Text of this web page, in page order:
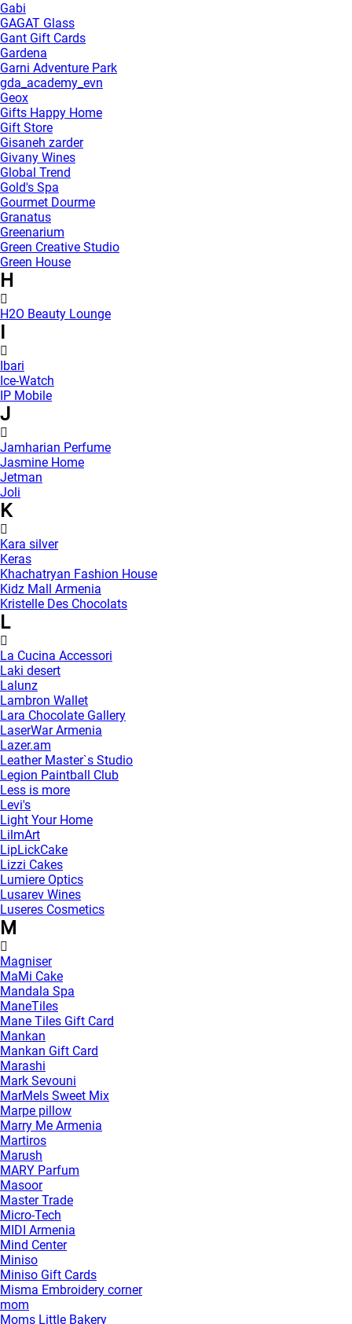
Gabi
GAGAT Glass
Gant Gift Cards
Gardena
Garni Adventure Park
gda_academy_evn
Geox
Gifts Happy Home
Gift Store
Gisaneh zarder
Givany Wines
Global Trend
Gold's Spa
Gourmet Dourme
Granatus
Greenarium
Green Creative Studio
Green House
H
H2O Beauty Lounge
Ibari
Ice-Watch
IP Mobile
J
Jamharian Perfume
Jasmine Home
Jetman
Joli
K
Kara silver
Keras
Khachatryan Fashion House
Kidz Mall Armenia
Kristelle Des Chocolats
L
La Cucina Accessori
Laki desert
Lalunz
Lambron Wallet
Lara Chocolate Gallery
LaserWar Armenia
Lazer.am
Leather Master`s Studio
Legion Paintball Club
Less is more
Levi's
Light Your Home
LilmArt
LipLickCake
Lizzi Cakes
Lumiere Optics
Lusarev Wines
Luseres Cosmetics
M
Magniser
MaMi Cake
Mandala Spa
ManeTiles
Mane Tiles Gift Card
Mankan
Mankan Gift Card
Marashi
Mark Sevouni
MarMels Sweet Mix
Marpe pillow
Marry Me Armenia
Martiros
Marush
MARY Parfum
Masoor
Master Trade
Micro-Tech
MIDI Armenia
Mind Center
Miniso
Miniso Gift Cards
Misma Embroidery corner
mom
Moms Little Bakery